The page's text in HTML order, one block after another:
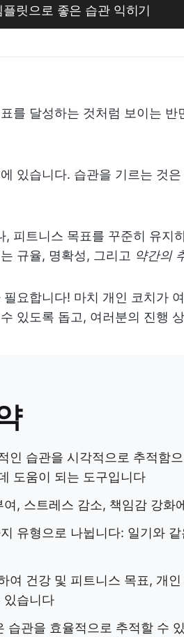
릿으로 좋은 습관 익히기
를 달성하는 것처럼 보이는
있습니다. 습관을 기르는 것
, 피트니스 목표를 꾸준히 유지
규율, 명확성, 그리고 약간의
요합니다! 마치 개인 코치가
있도록 돕고, 여러분의 진행
인 습관을 시각적으로 추적함
도움이 되는 도구입니다
, 스트레스 감소, 책임감 강화
유형으로 나뉩니다: 일기와
여 건강 및 피트니스 목표, 개
있습니다
습관을 효율적으로 추적할 수